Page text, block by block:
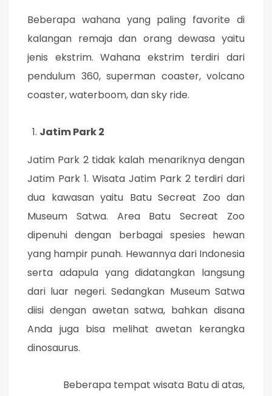
Beberapa wahana yang paling favorite di
kalangan remaja dan orang dewasa yaitu
jenis ekstrim. Wahana ekstrim terdiri dari
pendulum 360, superman coaster, volcano
coaster, waterboom, dan sky ride.
Jatim Park 2
Jatim Park 2 tidak kalah menariknya dengan
Jatim Park 1. Wisata Jatim Park 2 terdiri dari
dua kawasan yaitu Batu Secreat Zoo dan
Museum Satwa. Area Batu Secreat Zoo
dipenuhi dengan berbagai spesies hewan
yang hampir punah. Hewannya dari Indonesia
serta adapula yang didatangkan langsung
dari luar negeri. Sedangkan Museum Satwa
diisi dengan awetan satwa, bahkan disana
Anda juga bisa melihat awetan kerangka
dinosaurus.
Beberapa tempat wisata Batu di atas,